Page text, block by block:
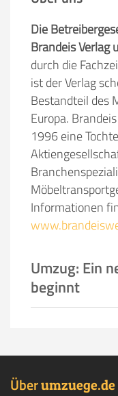
Die
Brandeis Verlag
durch die
ist der Verlag
Bestandteil des
Europa.
1996 eine
Informationen
Umzug: Ein
beginnt
Überumzuege.de